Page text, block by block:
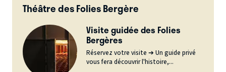
Théâtre des Folies Bergère
Visite guidée des Folies
Bergères
Réservez votre visite ➔ Un guide privé
vous fera découvrir l'histoire,...